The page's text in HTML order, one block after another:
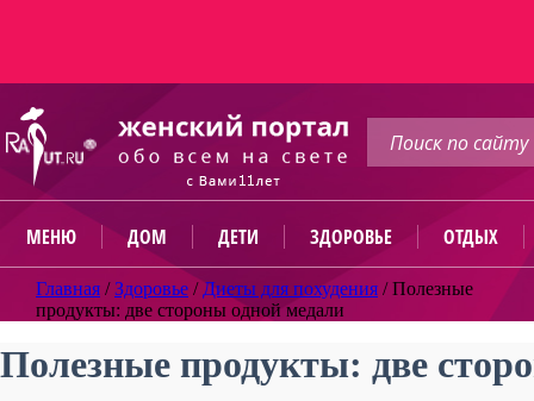
МЕНЮ ДОМ ДЕТИ ЗДОРОВЬЕ ОТДЫХ
Главная /Здоровье / Диеты для похудения /Полезные
продукты: две стороны одной медали
Полезные продукты: две